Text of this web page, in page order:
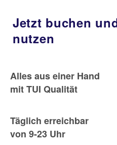
Jetzt buchen
nutzen
Alles aus einer Hand
mit TUI Qualität
Täglich erreichbar
von 9-23 Uhr